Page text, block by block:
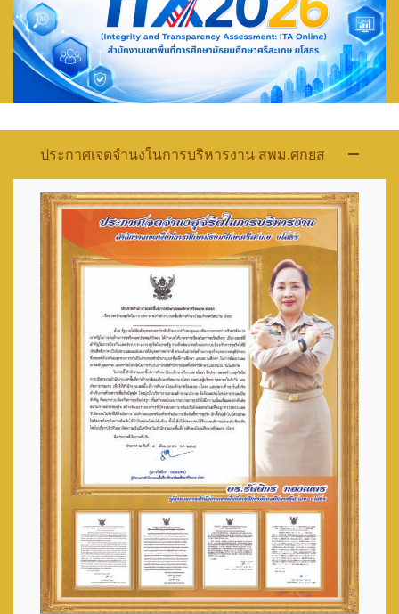
ประกาศเจตจำนงในการบริหารงาน สพม.ศกยส